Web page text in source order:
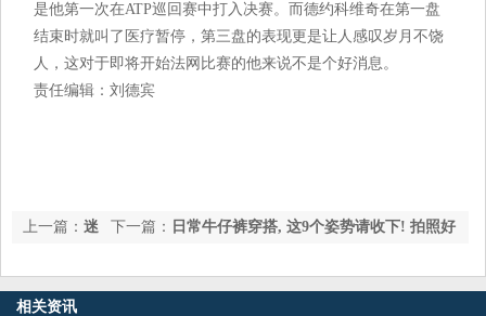
是他第一次在ATP巡回赛中打入决赛。而德约科维奇在第一盘
结束时就叫了医疗暂停，第三盘的表现更是让人感叹岁月不饶
人，这对于即将开始法网比赛的他来说不是个好消息。
责任编辑：刘德宾
下一篇： 日常牛仔裤穿搭, 这9个姿势请收下! 拍照好
上一篇： 迷
相关资讯